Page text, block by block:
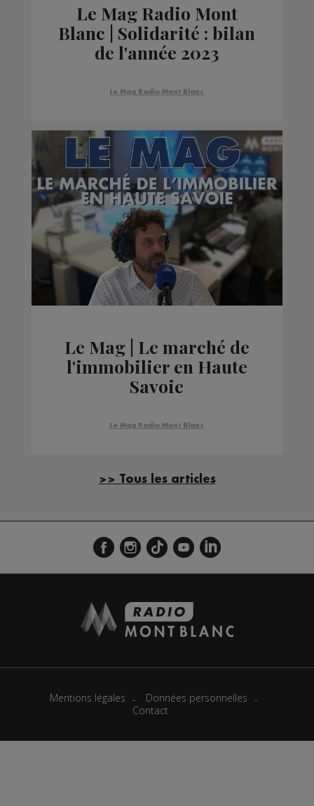
Le Mag Radio Mont
Blanc | Solidarité : bilan
de l'année 2023
Le Mag Radio Mont Blanc
Le Mag | Le marché de
l'immobilier en Haute
Savoie
Le Mag Radio Mont Blanc
>> Tous les articles
Mentions légales
Données personnelles
Contact